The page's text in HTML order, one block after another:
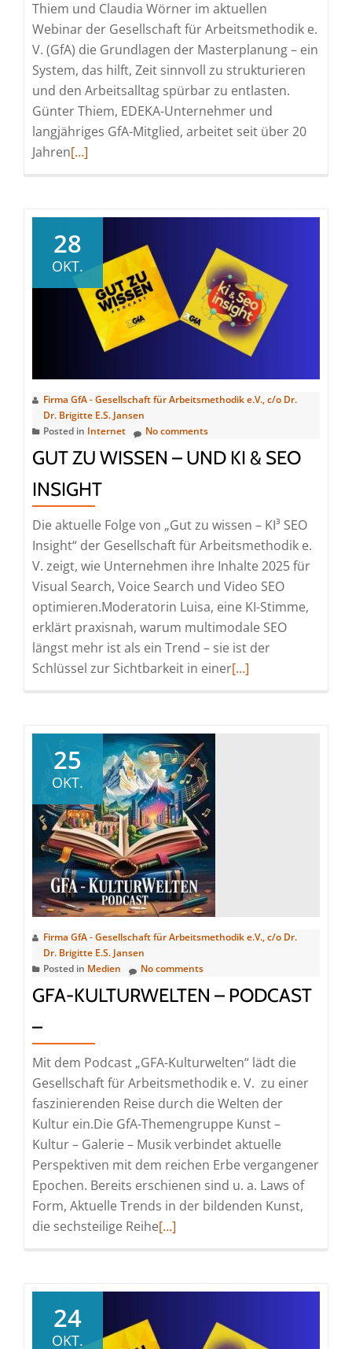
Thiem und Claudia Wörner im aktuellen
Webinar der Gesellschaft für Arbeitsmethodik e.
V. (GfA) die Grundlagen der Masterplanung – ein
System, das hilft, Zeit sinnvoll zu strukturieren
und den Arbeitsalltag spürbar zu entlasten.
Günter Thiem, EDEKA-Unternehmer und
langjähriges GfA-Mitglied, arbeitet seit über 20
JahrenRead
denken
–
besser
arbeiten:
[…]
28
OKT.
Firma GfA - Gesellschaft für Arbeitsmethodik e.V., c/o Dr.
Dr. Brigitte E.S. Jansen
Posted in Internet No comments
GUT ZU WISSEN – UND KI & SEO
INSIGHT
Die aktuelle Folge von „Gut zu wissen – KI³ SEO
Insight“ der Gesellschaft für Arbeitsmethodik e.
V. zeigt, wie Unternehmen ihre Inhalte 2025 für
Visual Search, Voice Search und Video SEO
optimieren.Moderatorin Luisa, eine KI-Stimme,
erklärt praxisnah, warum multimodale SEO
längst mehr ist als ein Trend – sie ist der
Schlüssel zur Sichtbarkeit in einerRead
[…]
25
OKT.
Firma GfA - Gesellschaft für Arbeitsmethodik e.V., c/o Dr.
Dr. Brigitte E.S. Jansen
Posted in Medien No comments
GFA-KULTURWELTEN – PODCAST
–
Mit dem Podcast „GFA-Kulturwelten“ lädt die
Gesellschaft für Arbeitsmethodik e. V. zu einer
faszinierenden Reise durch die Welten der
Kultur ein.Die GfA-Themengruppe Kunst –
Kultur – Galerie – Musik verbindet aktuelle
Perspektiven mit dem reichen Erbe vergangener
Epochen. Bereits erschienen sind u. a. Laws of
Form, Aktuelle Trends in der bildenden Kunst,
die sechsteilige ReiheRead
[…]
24
OKT.